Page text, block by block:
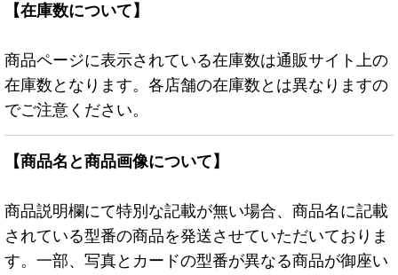
【在庫数について】
商品ページに表示されている在庫数は通販サイト上の
在庫数となります。各店舗の在庫数とは異なりますの
でご注意ください。
【商品名と商品画像について】
商品説明欄にて特別な記載が無い場合、商品名に記載
されている型番の商品を発送させていただいておりま
す。一部、写真とカードの型番が異なる商品が御座い